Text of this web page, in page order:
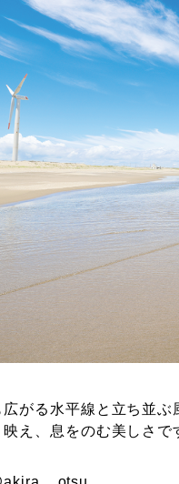
広がる水平線と立ち並
え、息をのむ美しさで